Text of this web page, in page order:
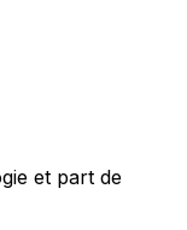
et part de